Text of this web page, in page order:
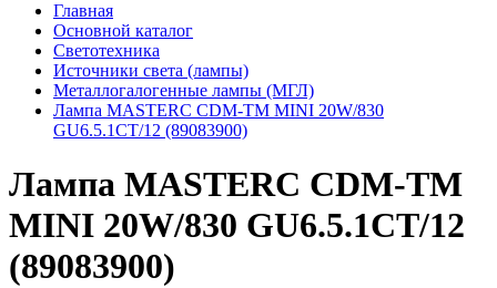
Главная
Основной каталог
Светотехника
Источники света (лампы)
Металлогалогенные лампы (МГЛ)
Лампа MASTERC CDM-TM MINI 20W/830
GU6.5.1CT/12 (89083900)
Лампа MASTERC CDM-TM
MINI 20W/830 GU6.5.1CT/12
(89083900)